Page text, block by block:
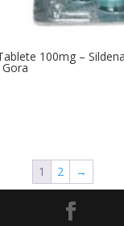
100mg –
1 2 →